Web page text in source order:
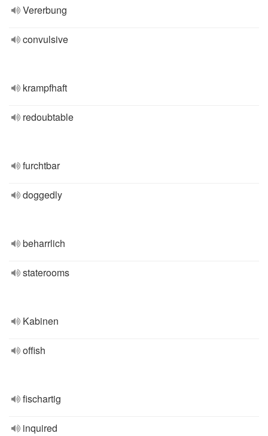
Vererbung
convulsive
krampfhaft
redoubtable
furchtbar
doggedly
beharrlich
staterooms
Kabinen
offish
fischartig
inquired